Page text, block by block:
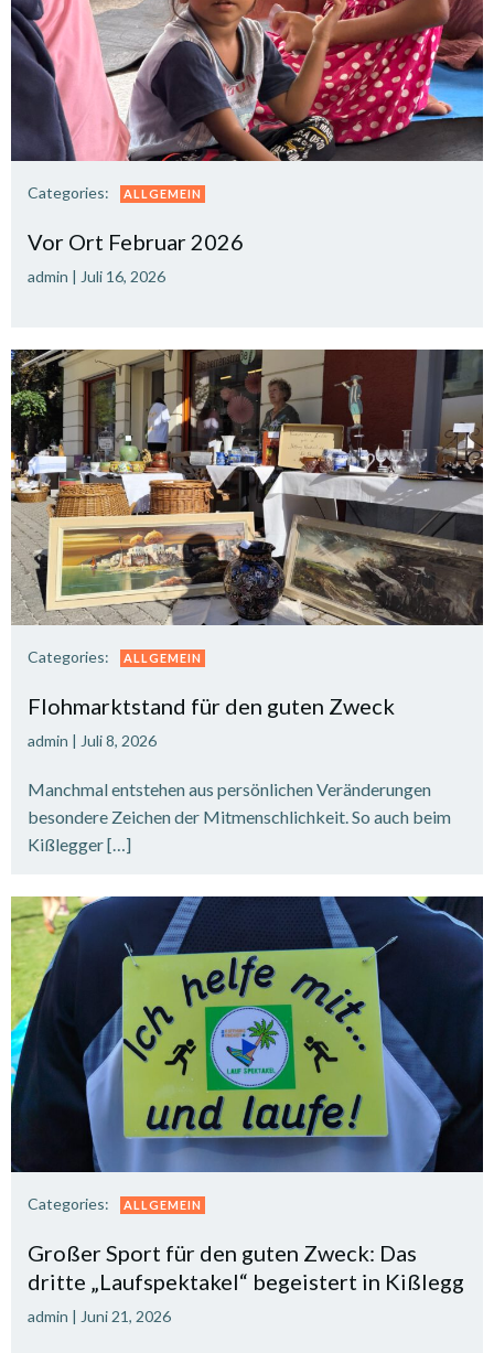
Categories: ALLGEMEIN
Vor Ort Februar 2026
admin | Juli 16, 2026
Categories: ALLGEMEIN
Flohmarktstand für den guten Zweck
admin | Juli 8, 2026
Manchmal entstehen aus persönlichen Veränderungen
besondere Zeichen der Mitmenschlichkeit. So auch beim
Kißlegger […]
Categories: ALLGEMEIN
Großer Sport für den guten Zweck: Das
dritte „Laufspektakel“ begeistert in Kißlegg
admin | Juni 21, 2026